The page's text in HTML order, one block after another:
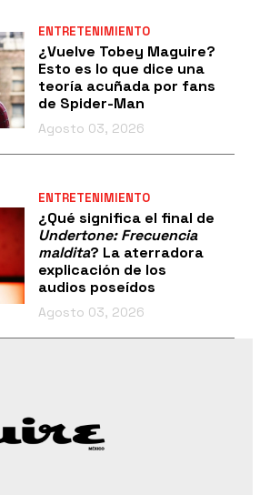
ENTRETENIMIENTO
¿Vuelve Tobey Maguire?
Esto es lo que dice una
teoría acuñada por fans
de Spider-Man
Agosto 03, 2026
ENTRETENIMIENTO
¿Qué significa el final de
Undertone: Frecuencia
maldita? La aterradora
explicación de los
audios poseídos
Agosto 03, 2026